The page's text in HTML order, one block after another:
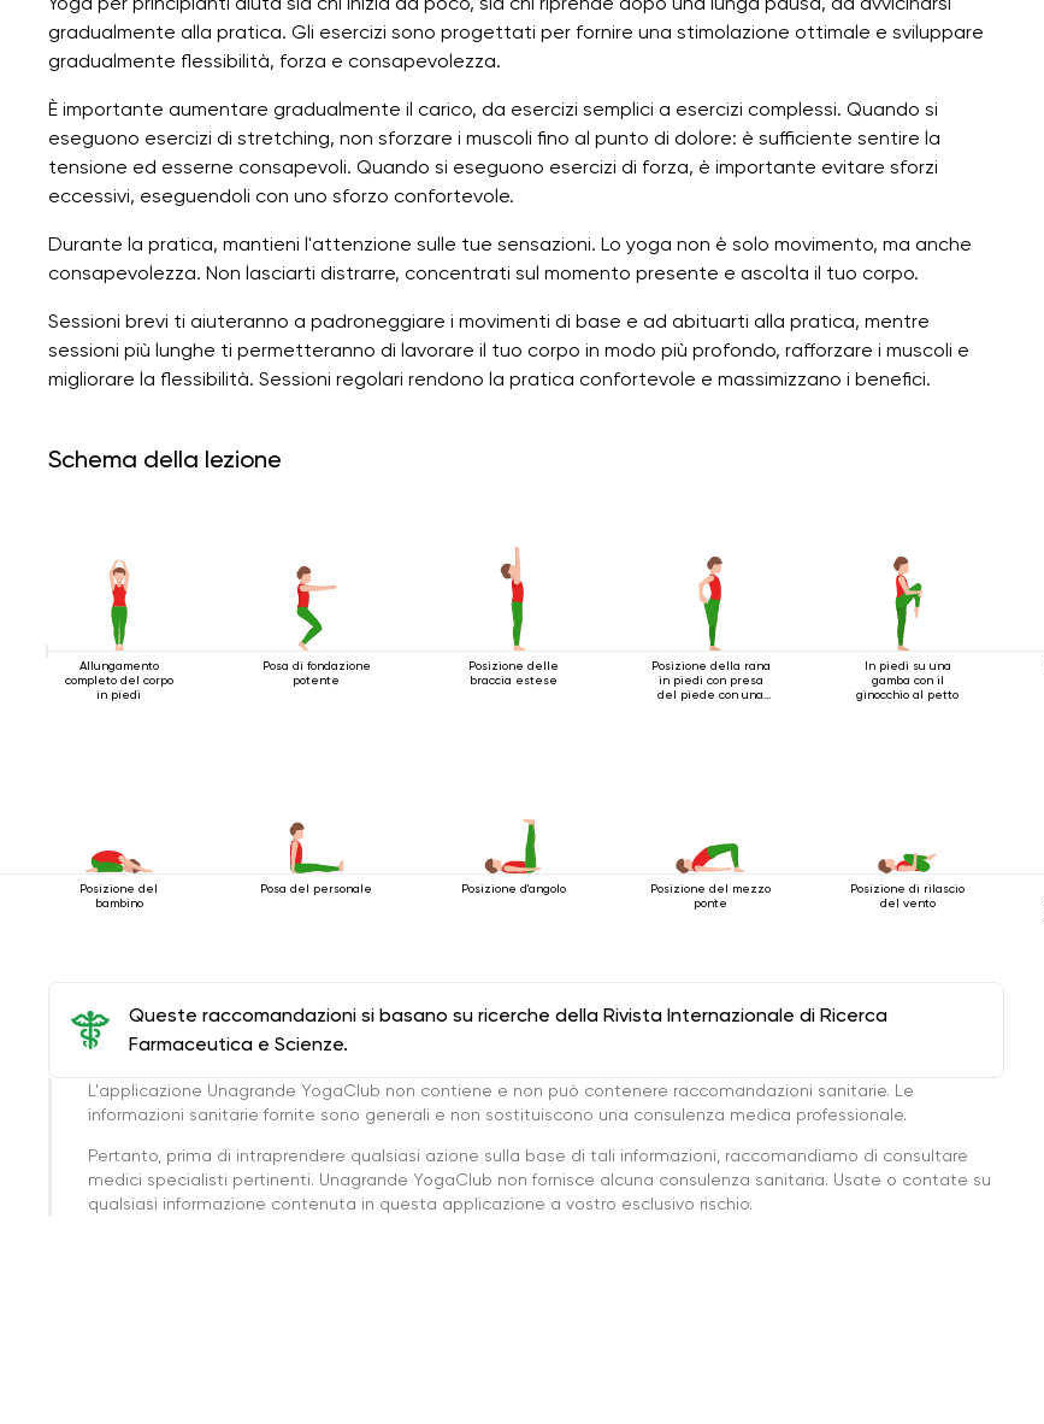
gradualmente alla pratica. Gli esercizi sono progettati per fornire una stimolazione ottimale e sviluppare
gradualmente flessibilità, forza e consapevolezza.
È importante aumentare gradualmente il carico, da esercizi semplici a esercizi complessi. Quando si
eseguono esercizi di stretching, non sforzare i muscoli fino al punto di dolore: è sufficiente sentire la
tensione ed esserne consapevoli. Quando si eseguono esercizi di forza, è importante evitare sforzi
eccessivi, eseguendoli con uno sforzo confortevole.
Durante la pratica, mantieni l'attenzione sulle tue sensazioni. Lo yoga non è solo movimento, ma anche
consapevolezza. Non lasciarti distrarre, concentrati sul momento presente e ascolta il tuo corpo.
Sessioni brevi ti aiuteranno a padroneggiare i movimenti di base e ad abituarti alla pratica, mentre
sessioni più lunghe ti permetteranno di lavorare il tuo corpo in modo più profondo, rafforzare i muscoli e
migliorare la flessibilità. Sessioni regolari rendono la pratica confortevole e massimizzano i benefici.
Schema della lezione
Allungamento
completo del corpo
in piedi
Posa di fondazione
potente
Posizione delle
braccia estese
Posizione della rana
in piedi con presa
del piede con una
In piedi su una
gamba con il
ginocchio al petto
Posizione del
bambino
Posa del personale Posizione d'angolo
Posizione del mezzo
ponte
Posizione di rilascio
del vento
Queste raccomandazioni si basano su ricerche della Rivista Internazionale di Ricerca
Farmaceutica e Scienze.
L'applicazione Unagrande YogaClub non contiene e non può contenere raccomandazioni sanitarie. Le
informazioni sanitarie fornite sono generali e non sostituiscono una consulenza medica professionale.
Pertanto, prima di intraprendere qualsiasi azione sulla base di tali informazioni, raccomandiamo di consultare
medici specialisti pertinenti. Unagrande YogaClub non fornisce alcuna consulenza sanitaria. Usate o contate su
qualsiasi informazione contenuta in questa applicazione a vostro esclusivo rischio.